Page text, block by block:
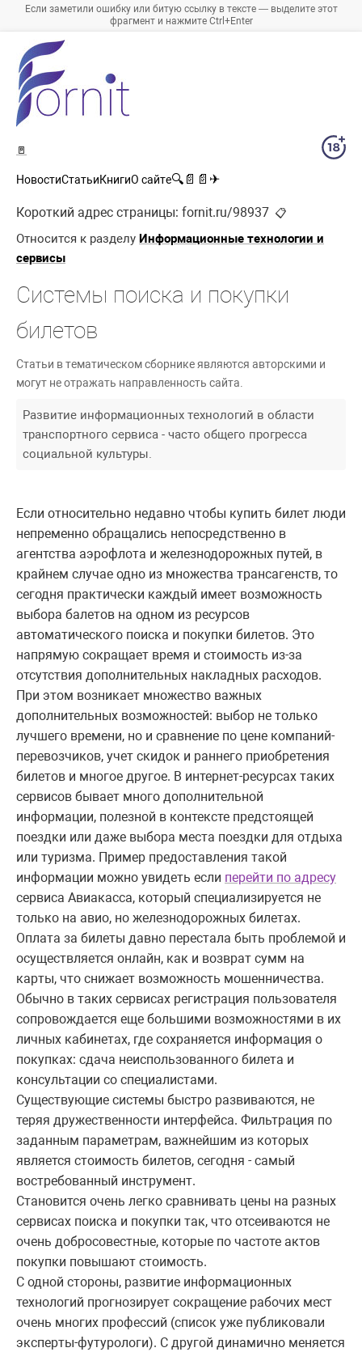
Если заметили ошибку или битую ссылку в тексте — выделите этот
фрагмент и нажмите Ctrl+Enter
🚪
НовостиСтатьиКнигиО сайте🔍 📄 📄 ✈
Короткий адрес страницы: fornit.ru/98937 📋
Относится к разделу Информационные технологии и
сервисы
Системы поиска и покупки
билетов
Статьи в тематическом сборнике являются авторскими и
могут не отражать направленность сайта.
Развитие информационных технологий в области
транспортного сервиса - часто общего прогресса
социальной культуры.
Если относительно недавно чтобы купить билет люди
непременно обращались непосредственно в
агентства аэрофлота и железнодорожных путей, в
крайнем случае одно из множества трансагенств, то
сегодня практически каждый имеет возможность
выбора балетов на одном из ресурсов
автоматического поиска и покупки билетов. Это
напрямую сокращает время и стоимость из-за
отсутствия дополнительных накладных расходов.
При этом возникает множество важных
дополнительных возможностей: выбор не только
лучшего времени, но и сравнение по цене компаний-
перевозчиков, учет скидок и раннего приобретения
билетов и многое другое. В интернет-ресурсах таких
сервисов бывает много дополнительной
информации, полезной в контексте предстоящей
поездки или даже выбора места поездки для отдыха
или туризма. Пример предоставления такой
информации можно увидеть если перейти по адресу
сервиса Авиакасса, который специализируется не
только на авио, но железнодорожных билетах.
Оплата за билеты давно перестала быть проблемой и
осуществляется онлайн, как и возврат сумм на
карты, что снижает возможность мошенничества.
Обычно в таких сервисах регистрация пользователя
сопровождается еще большими возможностями в их
личных кабинетах, где сохраняется информация о
покупках: сдача неиспользованного билета и
консультации со специалистами.
Существующие системы быстро развиваются, не
теряя дружественности интерфейса. Фильтрация по
заданным параметрам, важнейшим из которых
является стоимость билетов, сегодня - самый
востребованный инструмент.
Становится очень легко сравнивать цены на разных
сервисах поиска и покупки так, что отсеиваются не
очень добросовестные, которые по частоте актов
покупки повышают стоимость.
С одной стороны, развитие информационных
технологий прогнозирует сокращение рабочих мест
очень многих профессий (список уже публиковали
эксперты-футурологи). С другой динамично меняется